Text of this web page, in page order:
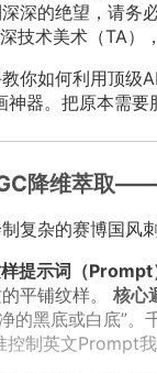
深的绝望，请务
技术美术（TA）
你如何利用顶级
器。把原本需要
降维萃取
复杂的赛博国风
提示词（Prompt
平铺纹样。 核心
的黑底或白底”
制英文Prompt